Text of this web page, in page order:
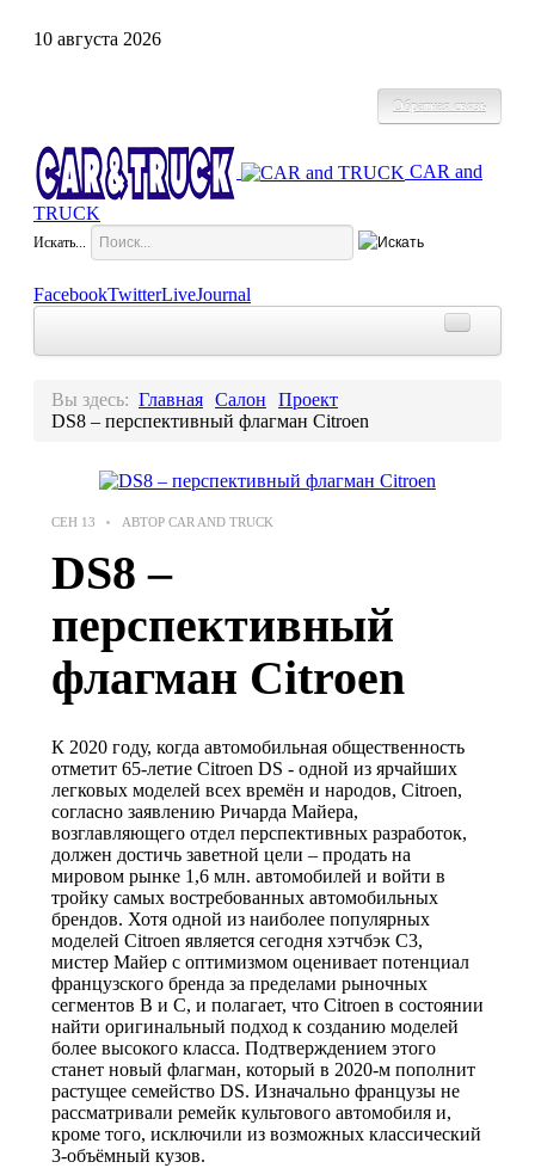
10 августа 2026
Обратная связь
CAR and
TRUCK
Искать...
FacebookTwitterLiveJournal
Главная
Новости
Экономика
Экспо
История
Вы здесь: Главная Салон
Проект
DS8 – перспективный флагман Citroen
СЕН 13 АВТОР CAR AND TRUCK
DS8 –
перспективный
флагман Citroen
К 2020 году, когда автомобильная общественность
отметит 65-летие Citroen DS - одной из ярчайших
легковых моделей всех времён и народов, Citroen,
согласно заявлению Ричарда Майера,
возглавляющего отдел перспективных разработок,
должен достичь заветной цели – продать на
мировом рынке 1,6 млн. автомобилей и войти в
тройку самых востребованных автомобильных
брендов. Хотя одной из наиболее популярных
моделей Citroen является сегодня хэтчбэк C3,
мистер Майер с оптимизмом оценивает потенциал
французского бренда за пределами рыночных
сегментов B и C, и полагает, что Citroen в состоянии
найти оригинальный подход к созданию моделей
более высокого класса. Подтверждением этого
станет новый флагман, который в 2020-м пополнит
растущее семейство DS. Изначально французы не
рассматривали ремейк культового автомобиля и,
кроме того, исключили из возможных классический
3-объёмный кузов.